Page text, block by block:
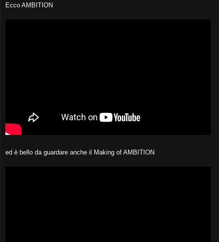
Ecco AMBITION
ed è bello da guardare anche il Making of AMBITION